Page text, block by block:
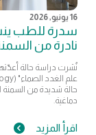
16 يونيو, 2026
سدرة للطب
نادرة من
نُشرت دراسة حالة
دماغية.
اقرأ المزيد